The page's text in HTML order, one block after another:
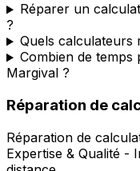
Réparer un
?
Quels calculateurs
Combien de
Margival ?
Réparation de
Réparation de
Expertise & Qualité -